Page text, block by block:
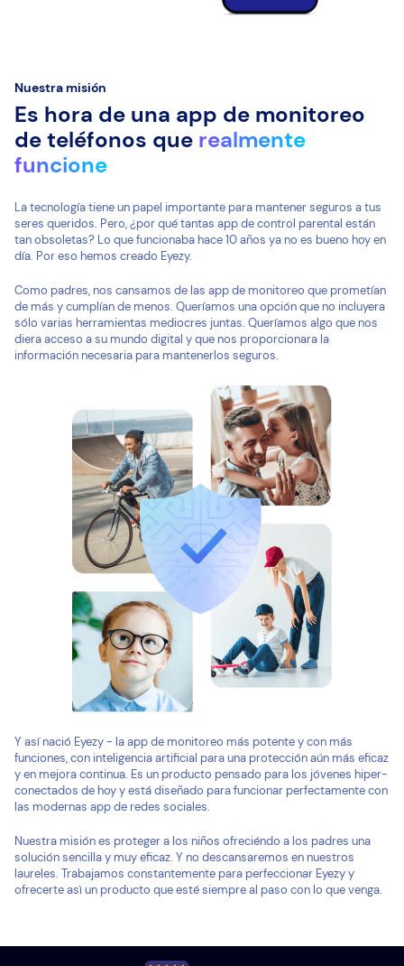
Nuestra misión
Es hora de una app de monitoreo
de teléfonos que realmente
funcione
La tecnología tiene un papel importante para mantener seguros a tus
seres queridos. Pero, ¿por qué tantas app de control parental están
tan obsoletas? Lo que funcionaba hace 10 años ya no es bueno hoy en
día. Por eso hemos creado Eyezy.
Como padres, nos cansamos de las app de monitoreo que prometían
de más y cumplían de menos. Queríamos una opción que no incluyera
sólo varias herramientas mediocres juntas. Queríamos algo que nos
diera acceso a su mundo digital y que nos proporcionara la
información necesaria para mantenerlos seguros.
Y así nació Eyezy - la app de monitoreo más potente y con más
funciones, con inteligencia artificial para una protección aún más eficaz
y en mejora continua. Es un producto pensado para los jóvenes hiper-
conectados de hoy y está diseñado para funcionar perfectamente con
las modernas app de redes sociales.
Nuestra misión es proteger a los niños ofreciéndo a los padres una
solución sencilla y muy eficaz. Y no descansaremos en nuestros
laureles. Trabajamos constantemente para perfeccionar Eyezy y
ofrecerte asì un producto que esté siempre al paso con lo que venga.